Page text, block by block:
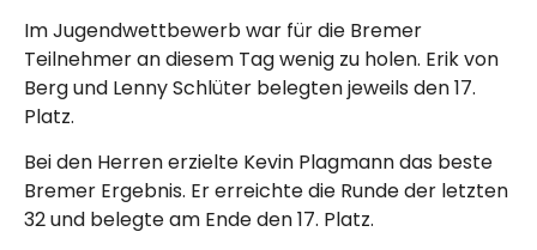
Im Jugendwettbewerb war für die Bremer
Teilnehmer an diesem Tag wenig zu holen. Erik von
Berg und Lenny Schlüter belegten jeweils den 17.
Platz.
Bei den Herren erzielte Kevin Plagmann das beste
Bremer Ergebnis. Er erreichte die Runde der letzten
32 und belegte am Ende den 17. Platz.